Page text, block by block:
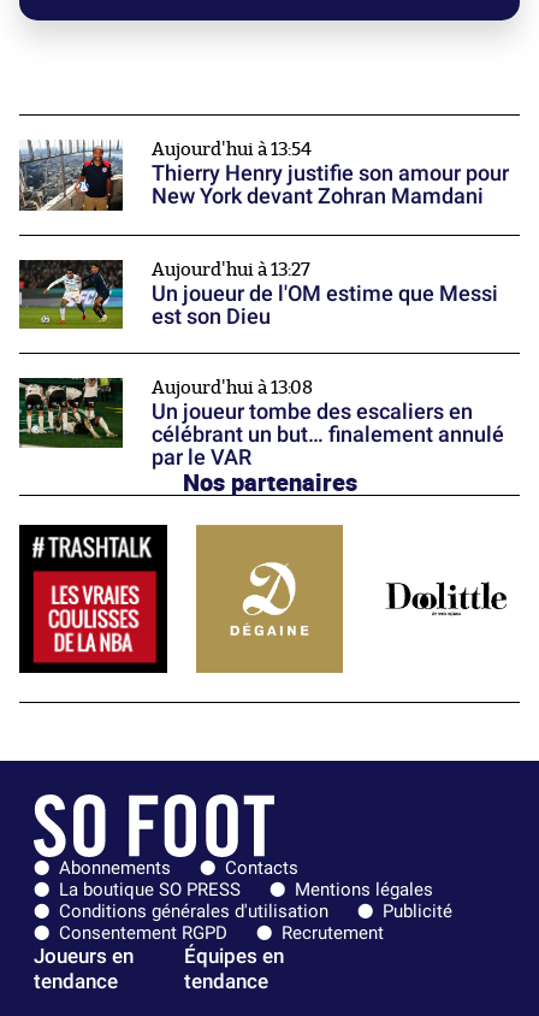
Aujourd'hui à 13:54
Thierry Henry justifie son amour pour
New York devant Zohran Mamdani
Aujourd'hui à 13:27
Un joueur de l'OM estime que Messi
est son Dieu
Aujourd'hui à 13:08
Un joueur tombe des escaliers en
célébrant un but… finalement annulé
par le VAR
Nos partenaires
Abonnements
Contacts
La boutique SO PRESS
Mentions légales
Conditions générales d'utilisation
Publicité
Consentement RGPD
Recrutement
Joueurs en
tendance
Équipes en
tendance